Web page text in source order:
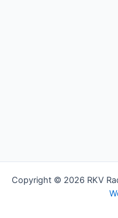
Copyright © 2026 RKV